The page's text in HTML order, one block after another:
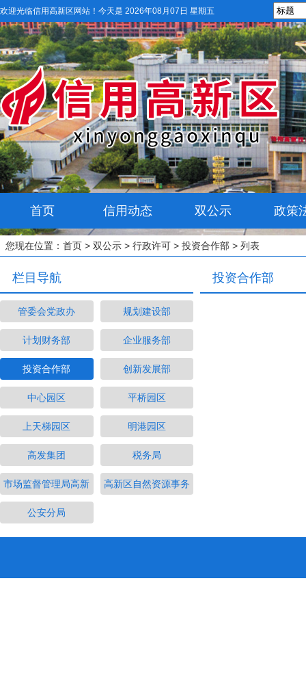
欢迎光临信用高新区网站！ 今天是 2026年08月07日 星期五
首页 信用动态 双公示 政策
您现在位置： 首页 > 双公示 > 行政许可 > 投资合作部 > 列表
栏目导航
管委会党政办 规划建设部
计划财务部 企业服务部
投资合作部 创新发展部
中心园区 平桥园区
上天梯园区 明港园区
高发集团 税务局
市场监督管理局高新 高新区自然资源事务
公安分局
投资合作部